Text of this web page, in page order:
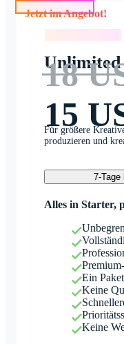
Jetzt im Angebot!
Unlimited
18
15
Für größere
produzieren und
7-Tage
Alles in Starter,
Ein
Keine
Keine